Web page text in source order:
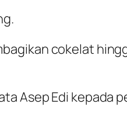
cokelat
Asep Edi kepada